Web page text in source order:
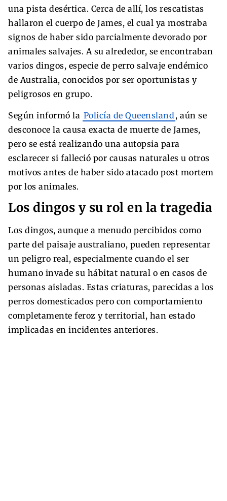
una pista desértica. Cerca de allí, los rescatistas
hallaron el cuerpo de James, el cual ya mostraba
signos de haber sido parcialmente devorado por
animales salvajes. A su alrededor, se encontraban
varios dingos, especie de perro salvaje endémico
de Australia, conocidos por ser oportunistas y
peligrosos en grupo.
Según informó la Policía de Queensland , aún se
desconoce la causa exacta de muerte de James,
pero se está realizando una autopsia para
esclarecer si falleció por causas naturales u otros
motivos antes de haber sido atacado post mortem
por los animales.
Los dingos y su rol en la tragedia
Los dingos, aunque a menudo percibidos como
parte del paisaje australiano, pueden representar
un peligro real, especialmente cuando el ser
humano invade su hábitat natural o en casos de
personas aisladas. Estas criaturas, parecidas a los
perros domesticados pero con comportamiento
completamente feroz y territorial, han estado
implicadas en incidentes anteriores.